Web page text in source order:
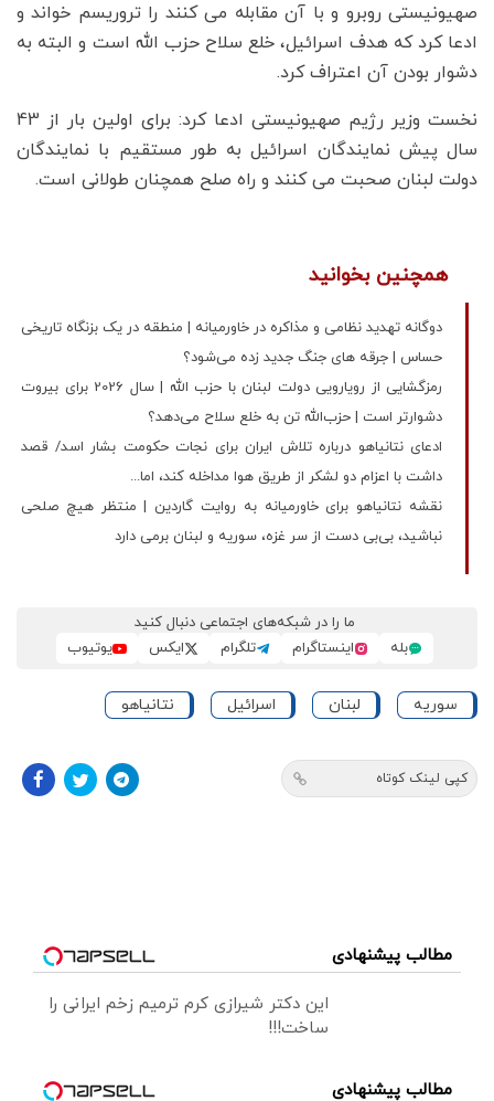
صهیونیستی روبرو و با آن مقابله می کنند را تروریسم خواند و
ادعا کرد که هدف اسرائیل، خلع سلاح حزب الله است و البته به
دشوار بودن آن اعتراف کرد.
نخست وزیر رژیم صهیونیستی ادعا کرد: برای اولین بار از 43
سال پیش نمایندگان اسرائیل به طور مستقیم با نمایندگان
دولت لبنان صحبت می کنند و راه صلح همچنان طولانی است.
همچنین بخوانید
دوگانه تهدید نظامی و مذاکره در خاورمیانه | منطقه در یک بزنگاه تاریخی
حساس | جرقه های جنگ جدید زده می‌شود؟
رمزگشایی از رویارویی دولت لبنان با حزب الله | سال 2026 برای بیروت
دشوارتر است | حزب‌الله تن به خلع سلاح می‌دهد؟
ادعای نتانیاهو درباره تلاش ایران برای نجات حکومت بشار اسد/ قصد
داشت با اعزام دو لشکر از طریق هوا مداخله کند، اما...
نقشه نتانیاهو برای خاورمیانه به روایت گاردین | منتظر هیچ صلحی
نباشید، بی‌بی دست از سر غزه، سوریه و لبنان برمی دارد
ما را در شبکه‌های اجتماعی دنبال کنید
بله
اینستاگرام تلگرام ایکس یوتیوب
سوریه لبنان اسرائیل نتانیاهو
کپی لینک کوتاه
مطالب پیشنهادی
این دکتر شیرازی کرم ترمیم زخم ایرانی را
ساخت!!!
مطالب پیشنهادی